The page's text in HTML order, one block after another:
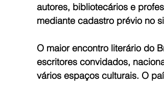
autores, bibliotecários e
mediante cadastro prévio no
O maior encontro literário do
escritores convidados,
vários espaços culturais. O